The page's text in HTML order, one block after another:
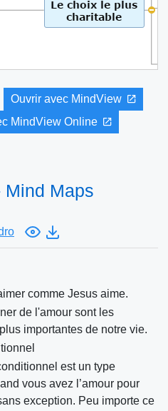
Ouvrir avec MindView
MindView Online
Mind Maps
comme Jesus aime.
de l'amour sont les
importantes de notre vie.
est un type
vous avez l’amour pour
exception. Peu importe ce